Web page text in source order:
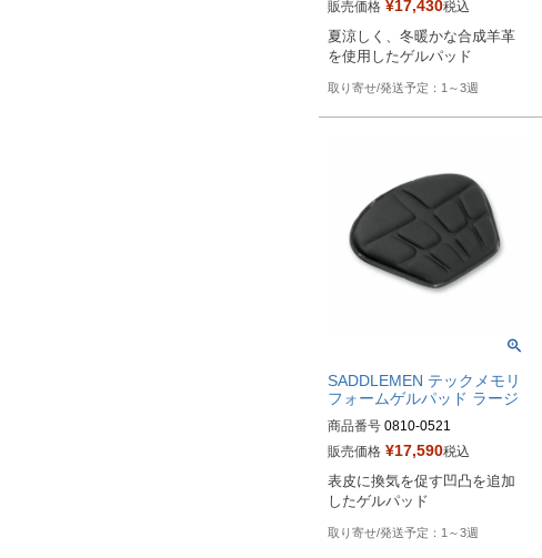
販売価格 ¥17,430税込
夏涼しく、冬暖かな合成羊革
を使用したゲルパッド
1～3週
SADDLEMEN テックメモリ
フォームゲルパッド ラージ
商品番号 0810-0521
販売価格 ¥17,590税込
表皮に換気を促す凹凸を追加
したゲルパッド
1～3週